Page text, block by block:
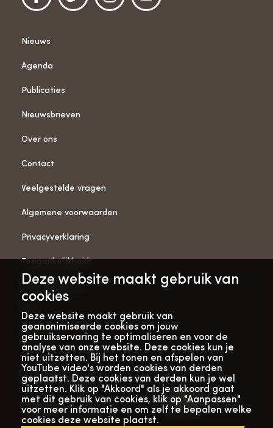
Deze website maakt gebruik van
cookies
Deze website maakt gebruik van
geanonimiseerde cookies om jouw
gebruikservaring te optimaliseren en voor de
analyse van onze website. Deze cookies kun je
niet uitzetten. Bij het tonen en afspelen van
YouTube video's worden cookies van derden
geplaatst. Deze cookies van derden kun je wel
uitzetten. Klik op "Akkoord" als je akkoord gaat
met dit gebruik van cookies, klik op "Aanpassen"
voor meer informatie en om zelf te bepalen welke
cookies deze website plaatst.
Nieuws
Agenda
Publicaties
Nieuwsbrieven
Over ons
Contact
Veelgestelde vragen
Algemene voorwaarden
Privacyverklaring
Toegankelijkheid
ANBI-gegevens
Pers
Vacatures
Bekijk onze
verhalenwebsite
Met dank aan